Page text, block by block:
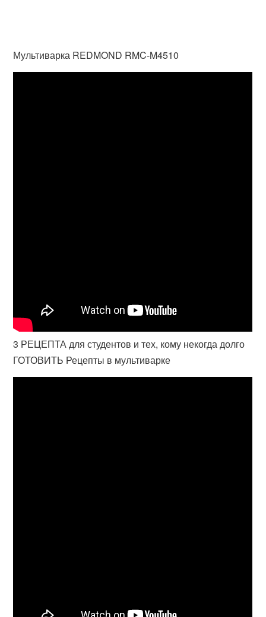
Мультиварка REDMOND RMC-M4510
3 РЕЦЕПТА для студентов и тех, кому некогда долго
ГОТОВИТЬ Рецепты в мультиварке